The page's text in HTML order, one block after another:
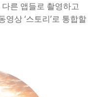
른 앱들로 촬영하고
상 ‘스토리’로 통합할